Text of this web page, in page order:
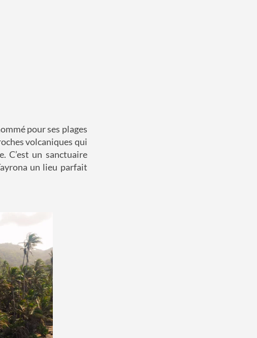
pour ses plages
volcaniques qui
C’est un sanctuaire
un lieu parfait